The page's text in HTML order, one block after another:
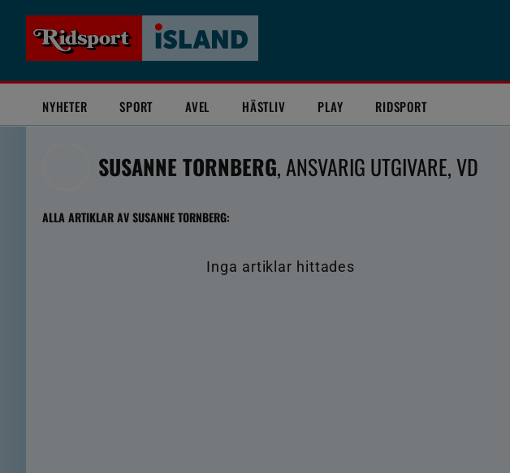
NYHETER SPORT AVEL HÄSTLIV PLAY RIDSPORT
SUSANNE TORNBERG, ANSVARIG UTGIVARE, VD
ALLA ARTIKLAR AV SUSANNE TORNBERG:
Inga artiklar hittades